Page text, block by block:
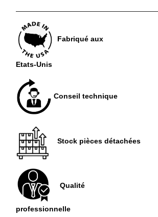
Fabriqué aux
Etats-Unis
Conseil technique
Stock pièces détachées
Qualité
professionnelle